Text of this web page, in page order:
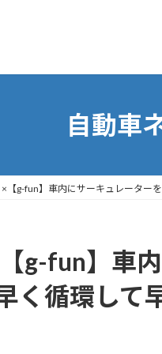
自動車
×【g-fun】車内にサーキュレーター
g-fun】車
く循環して